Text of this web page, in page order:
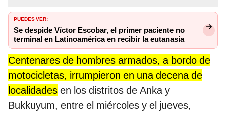
PUEDES VER:
Se despide Víctor Escobar, el primer paciente no
terminal en Latinoamérica en recibir la eutanasia
Centenares de hombres armados, a bordo de
motocicletas, irrumpieron en una decena de
localidades en los distritos de Anka y
Bukkuyum, entre el miércoles y el jueves,